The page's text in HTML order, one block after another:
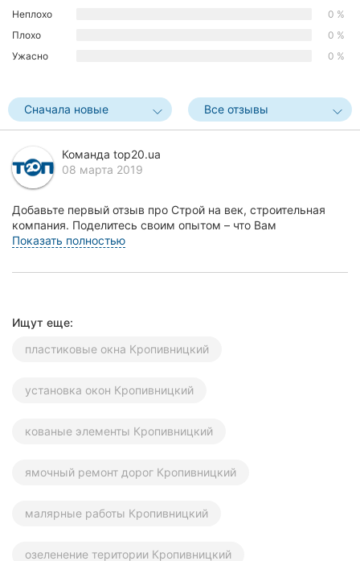
Черкассы
Черновцы
Сумы
Ивано-
Франковск
Луцк
Ужгород
Неплохо
0 %
Плохо
0 %
Ужасно
0 %
Сначала новые Все отзывы
Команда top20.ua
08 марта 2019
Добавьте первый отзыв про Строй на век, строительная
компания. Поделитесь своим опытом – что Вам
понравилось, а что нет! Это поможет другим жителям К...
Показать полностью
Ищут еще:
пластиковые окна Кропивницкий
установка окон Кропивницкий
кованые элементы Кропивницкий
ямочный ремонт дорог Кропивницкий
малярные работы Кропивницкий
озеленение територии Кропивницкий